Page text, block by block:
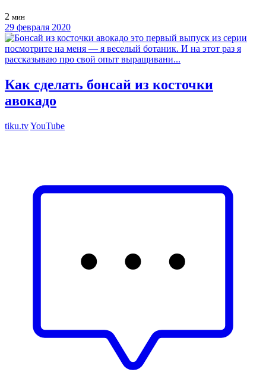
2 мин
29 февраля 2020
Как сделать бонсай из косточки
авокадо
tiku.tvYouTube